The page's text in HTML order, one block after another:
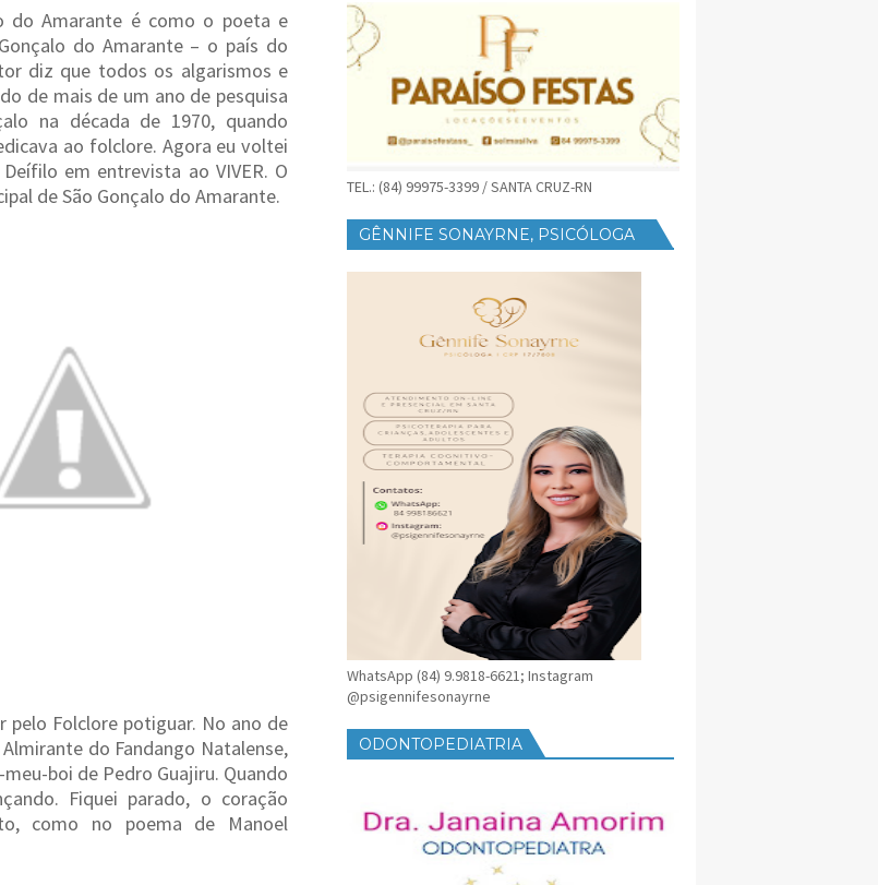
do Amarante é como o poeta e
do Amarante – o país do
diz que todos os algarismos e
de mais de um ano de pesquisa
na década de 1970, quando
ao folclore. Agora eu voltei
em entrevista ao VIVER. O
de São Gonçalo do Amarante.
pelo Folclore potiguar. No ano de
do Fandango Natalense,
boi de Pedro Guajiru. Quando
Fiquei parado, o coração
como no poema de Manoel
TEL.: (84) 99975-3399 / SANTA CRUZ-RN
GÊNNIFE SONAYRNE, PSICÓLOGA
WhatsApp (84) 9.9818-6621; Instagram
@psigennifesonayrne
ODONTOPEDIATRIA